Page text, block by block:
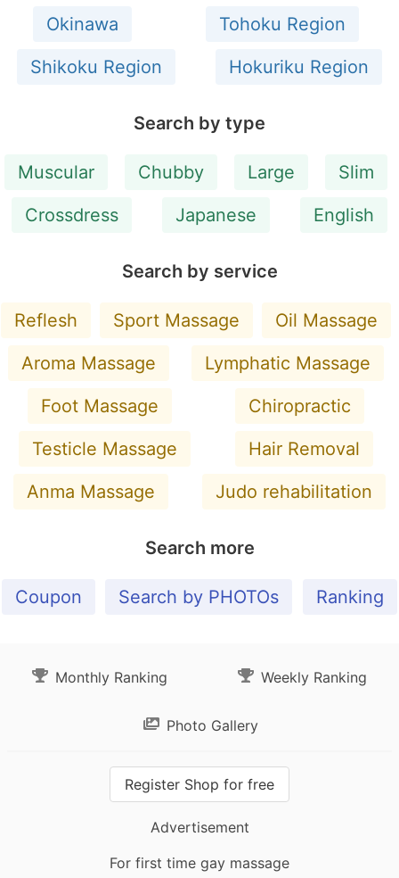
Okinawa
Tohoku Region
Shikoku Region
Hokuriku Region
Search by type
Muscular Chubby Large
Slim
Crossdress
Japanese English
Search by service
Reflesh Sport Massage
Oil Massage
Aroma Massage
Lymphatic Massage
Foot Massage
Chiropractic
Testicle Massage
Hair Removal
Anma Massage
Judo rehabilitation
Search more
Coupon Search by PHOTOs Ranking
Monthly Ranking Weekly Ranking
Photo Gallery
Register Shop for free
Advertisement
For first time gay massage